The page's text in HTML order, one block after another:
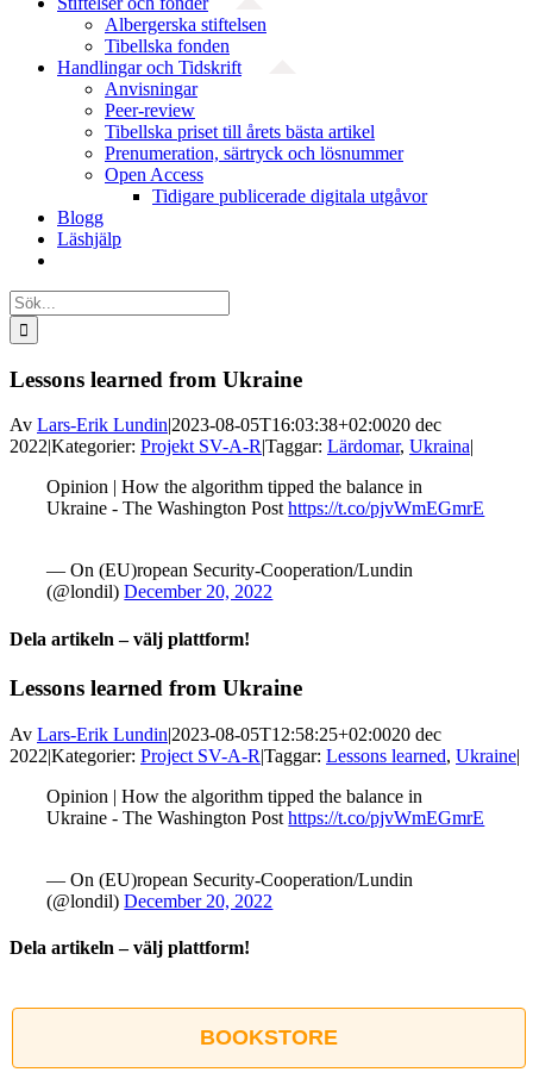
Albergerska stiftelsen
Tibellska fonden
Handlingar och Tidskrift
Anvisningar
Peer-review
Tibellska priset till årets bästa artikel
Prenumeration, särtryck och lösnummer
Open Access
Tidigare publicerade digitala utgåvor
Blogg
Läshjälp
Sök
efter:
Lessons learned from Ukraine
Av Lars-Erik Lundin|2023-08-05T16:03:38+02:0020 dec
2022|Kategorier: Projekt SV-A-R|Taggar: Lärdomar, Ukraina|
Opinion | How the algorithm tipped the balance in
Ukraine - The Washington Posthttps://t.co/pjvWmEGmrE
— On (EU)ropean Security-Cooperation/Lundin
(@londil)December 20, 2022
Dela artikeln – välj plattform!
Facebook
X
Reddit
LinkedIn
WhatsApp
Tumblr
Pinterest
Vk
E-
Lessons learned from Ukraine
Av Lars-Erik Lundin|2023-08-05T12:58:25+02:0020 dec
2022|Kategorier: Project SV-A-R|Taggar: Lessons learned, Ukraine|
Opinion | How the algorithm tipped the balance in
Ukraine - The Washington Posthttps://t.co/pjvWmEGmrE
— On (EU)ropean Security-Cooperation/Lundin
(@londil)December 20, 2022
Dela artikeln – välj plattform!
post
BOOKSTORE